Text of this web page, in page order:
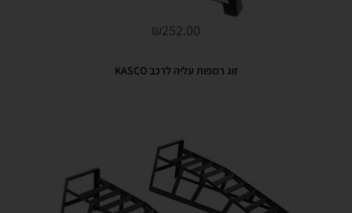
₪252.00
זוג רמפות עליה לרכב KASCO